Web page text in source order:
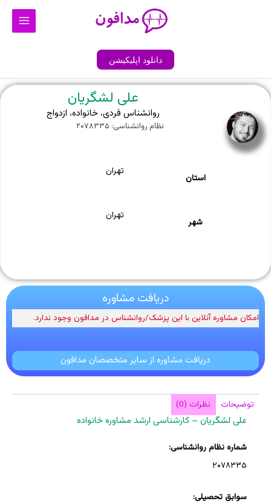
Main
دانلود اپلیکیشن
علی لشگریان
روانشناس فردی، خانواده، ازدواج
نظام روانشناسی: ۲۰۷۸۳۳۵
استان
تهران
شهر
تهران
دریافت مشاوره
امکان مشاوره آنلاین با این پزشک/روانشناس در مدافون وجود ندارد.
دریافت مشاوره از سایر متخصصان مدافون
توضیحات نظرات (0)
علی لشگریان – کارشناسی ارشد مشاوره خانواده
شماره نظام روانشناسی:
۲۰۷۸۳۳۵
سوابق تحصیلی: